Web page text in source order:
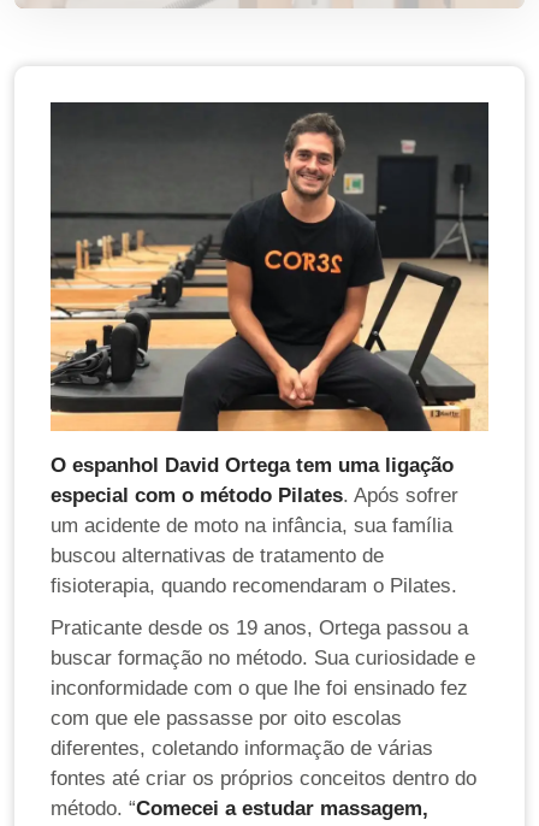
O espanhol David Ortega tem uma ligação
especial com o método Pilates. Após sofrer
um acidente de moto na infância, sua família
buscou alternativas de tratamento de
fisioterapia, quando recomendaram o Pilates.
Praticante desde os 19 anos, Ortega passou a
buscar formação no método. Sua curiosidade e
inconformidade com o que lhe foi ensinado fez
com que ele passasse por oito escolas
diferentes, coletando informação de várias
fontes até criar os próprios conceitos dentro do
método. “Comecei a estudar massagem,